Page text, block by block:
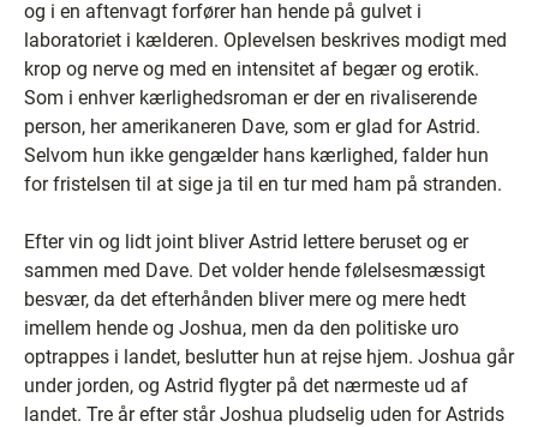
og i en aftenvagt forfører han hende på gulvet i
laboratoriet i kælderen. Oplevelsen beskrives modigt med
krop og nerve og med en intensitet af begær og erotik.
Som i enhver kærlighedsroman er der en rivaliserende
person, her amerikaneren Dave, som er glad for Astrid.
Selvom hun ikke gengælder hans kærlighed, falder hun
for fristelsen til at sige ja til en tur med ham på stranden.
Efter vin og lidt joint bliver Astrid lettere beruset og er
sammen med Dave. Det volder hende følelsesmæssigt
besvær, da det efterhånden bliver mere og mere hedt
imellem hende og Joshua, men da den politiske uro
optrappes i landet, beslutter hun at rejse hjem. Joshua går
under jorden, og Astrid flygter på det nærmeste ud af
landet. Tre år efter står Joshua pludselig uden for Astrids